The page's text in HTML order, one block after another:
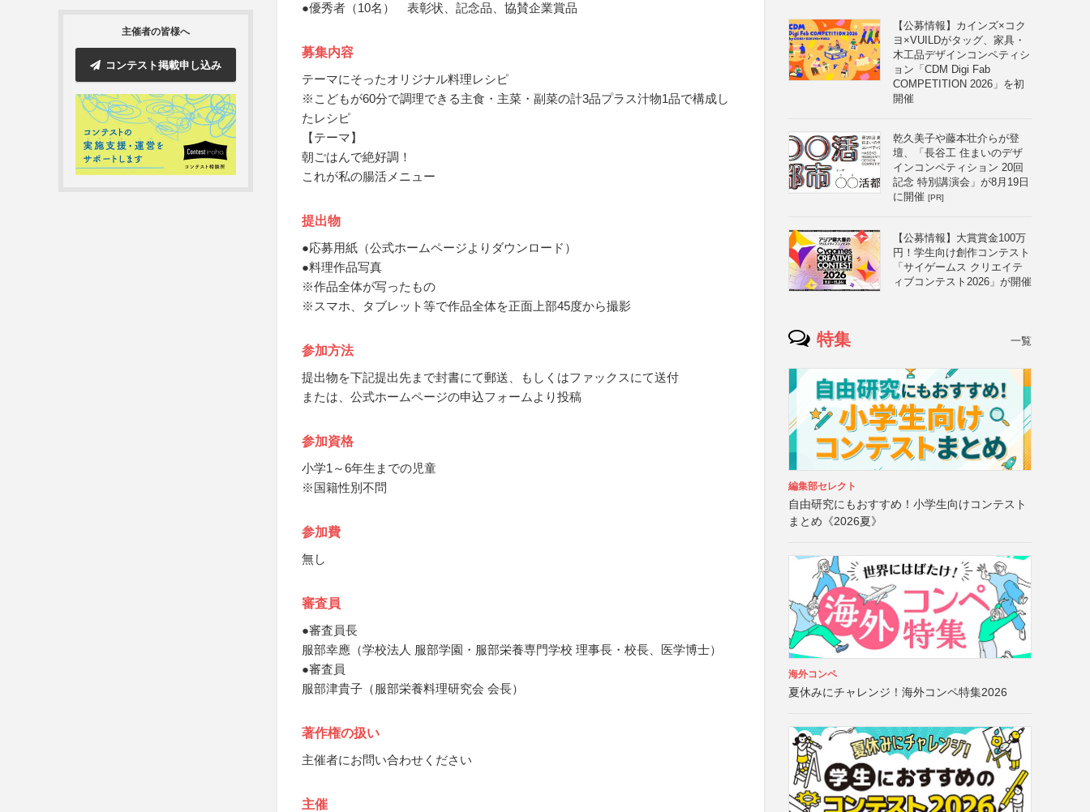
主催者の皆様へ
コンテスト掲載申し込み
●優秀者（10名） 表彰状、記念品、協賛企業賞品
募集内容
テーマにそったオリジナル料理レシピ
※こどもが60分で調理できる主食・主菜・副菜の計3品プラス汁物1品で構成し
たレシピ
【テーマ】
朝ごはんで絶好調！
これが私の腸活メニュー
提出物
●応募用紙（公式ホームページよりダウンロード）
●料理作品写真
※作品全体が写ったもの
※スマホ、タブレット等で作品全体を正面上部45度から撮影
参加方法
提出物を下記提出先まで封書にて郵送、もしくはファックスにて送付
または、公式ホームページの申込フォームより投稿
参加資格
小学1～6年生までの児童
※国籍性別不問
参加費
無し
審査員
●審査員長
服部幸應（学校法人 服部学園・服部栄養専門学校 理事長・校長、医学博士）
●審査員
服部津貴子（服部栄養料理研究会 会長）
著作権の扱い
主催者にお問い合わせください
主催
【公募情報】カインズ×コク
ヨ×VUILDがタッグ、家具・
木工品デザインコンペティシ
ョン「CDM Digi Fab
COMPETITION 2026」を初
開催
乾久美子や藤本壮介らが登
壇、「長谷工 住まいのデザ
インコンペティション 20回
記念 特別講演会」が8月19日
に開催 [PR]
【公募情報】大賞賞金100万
円！学生向け創作コンテスト
「サイゲームス クリエイテ
ィブコンテスト2026」が開催
特集 一覧
編集部セレクト
自由研究にもおすすめ！小学生向けコンテスト
まとめ《2026夏》
海外コンペ
夏休みにチャレンジ！海外コンペ特集2026